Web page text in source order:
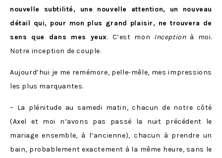
nouvelle subtilité, une nouvelle attention, un nouveau
détail qui, pour mon plus grand plaisir, ne trouvera de
sens que dans mes yeux. C’est mon Inceptionà moi.
Notre inception de couple.
Aujourd’hui je me remémore, pelle-mêle, mes impressions
les plus marquantes.
– La plénitude au samedi matin, chacun de notre côté
(Axel et moi n’avons pas passé la nuit précédent le
mariage ensemble, à l’ancienne), chacun à prendre un
bain, probablement exactement à la même heure, sans le